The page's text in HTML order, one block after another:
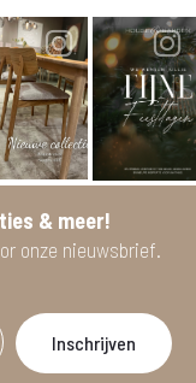
& meer!
onze nieuwsbrief.